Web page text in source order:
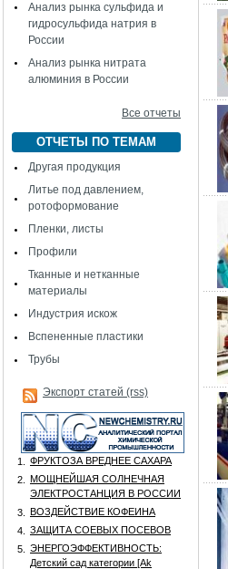
Анализ рынка сульфида и
гидросульфида натрия в
России
Анализ рынка нитрата
алюминия в России
Все отчеты
ОТЧЕТЫ ПО ТЕМАМ
Другая продукция
Литье под давлением,
ротоформование
Пленки, листы
Профили
Тканные и нетканные
материалы
Индустрия искож
Вспененные пластики
Трубы
Экспорт статей (rss)
1.
ФРУКТОЗА ВРЕДНЕЕ САХАРА
2.
МОЩНЕЙШАЯ СОЛНЕЧНАЯ
ЭЛЕКТРОСТАНЦИЯ В РОССИИ
3.
ВОЗДЕЙСТВИЕ КОФЕИНА
4.
ЗАЩИТА СОЕВЫХ ПОСЕВОВ
5.
ЭНЕРГОЭФФЕКТИВНОСТЬ:
Детский сад категории [Аk